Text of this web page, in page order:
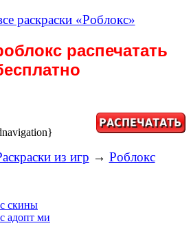
раскраски «Роблокс»
распечатать
из игр → Роблокс
скины
адопт ми